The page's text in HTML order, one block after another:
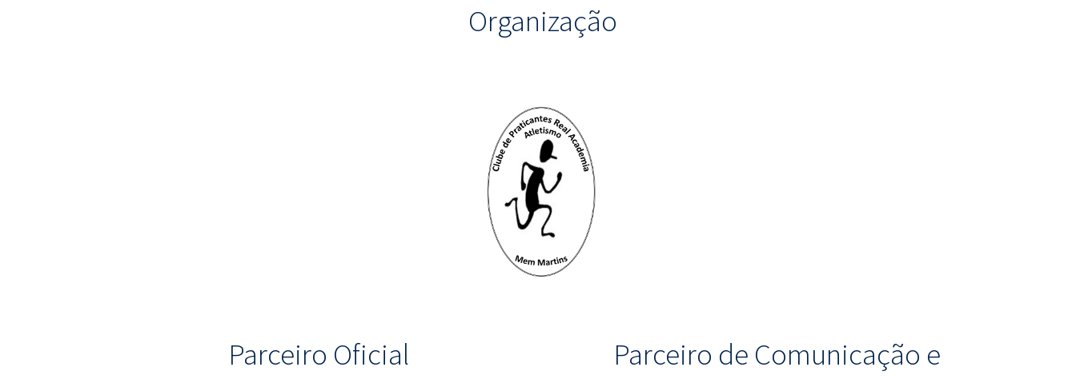
Organização
Parceiro Oficial
Parceiro de Comunicação e